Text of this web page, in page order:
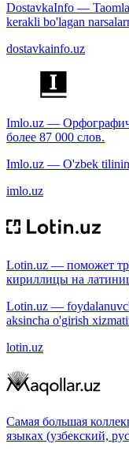
DostavkaInfo —
kerakli bo'lagan
dostavkainfo.uz
Imlo.uz —
более 87 000 слов.
Imlo.uz — O'zbek
imlo.uz
Lotin.uz — поможет
кириллицы на
Lotin.uz —
aksincha o'girish
lotin.uz
Самая большая
языках (узбекский,